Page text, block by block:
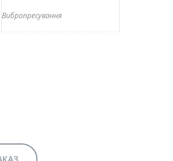
Вибропресування